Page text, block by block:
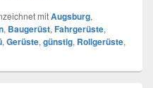
mitAugsburg,
, Baugerüst, Fahrgerüste,
, Gerüste, günstig, Rollgerüste,